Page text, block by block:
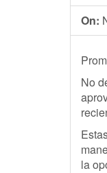
On:
No
la